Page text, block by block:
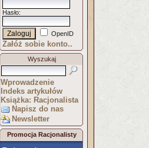
Hasło:
OpenID
Załóż sobie konto..
Wyszukaj
Wprowadzenie
Indeks artykułów
Książka: Racjonalista
Napisz do nas
Newsletter
Promocja Racjonalisty